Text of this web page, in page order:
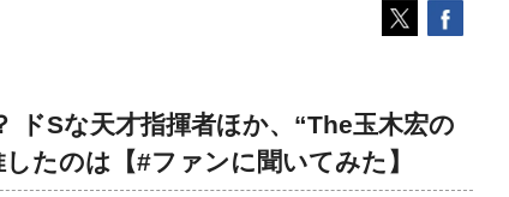
ドSな天才指揮者ほか、“The玉木宏の
たのは【#ファンに聞いてみた】